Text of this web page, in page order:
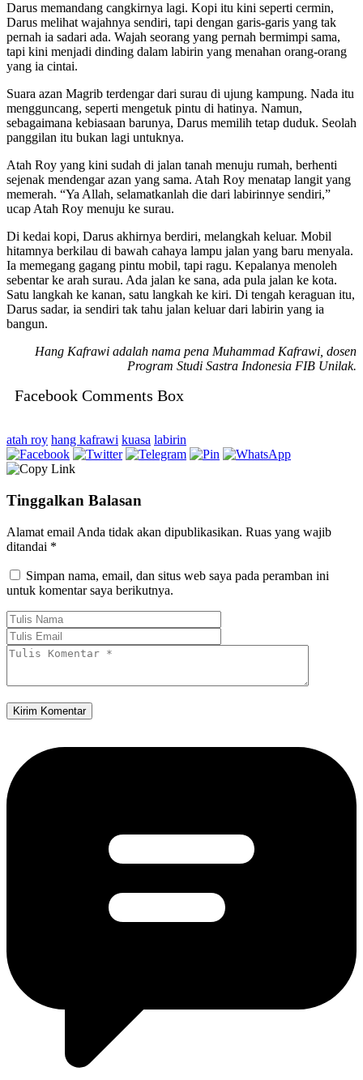
Darus memandang cangkirnya lagi. Kopi itu kini seperti cermin,
Darus melihat wajahnya sendiri, tapi dengan garis-garis yang tak
pernah ia sadari ada. Wajah seorang yang pernah bermimpi sama,
tapi kini menjadi dinding dalam labirin yang menahan orang-orang
yang ia cintai.
Suara azan Magrib terdengar dari surau di ujung kampung. Nada itu
mengguncang, seperti mengetuk pintu di hatinya. Namun,
sebagaimana kebiasaan barunya, Darus memilih tetap duduk. Seolah
panggilan itu bukan lagi untuknya.
Atah Roy yang kini sudah di jalan tanah menuju rumah, berhenti
sejenak mendengar azan yang sama. Atah Roy menatap langit yang
memerah. “Ya Allah, selamatkanlah die dari labirinnye sendiri,”
ucap Atah Roy menuju ke surau.
Di kedai kopi, Darus akhirnya berdiri, melangkah keluar. Mobil
hitamnya berkilau di bawah cahaya lampu jalan yang baru menyala.
Ia memegang gagang pintu mobil, tapi ragu. Kepalanya menoleh
sebentar ke arah surau. Ada jalan ke sana, ada pula jalan ke kota.
Satu langkah ke kanan, satu langkah ke kiri. Di tengah keraguan itu,
Darus sadar, ia sendiri tak tahu jalan keluar dari labirin yang ia
bangun.
Hang Kafrawi adalah nama pena Muhammad Kafrawi, dosen
Program Studi Sastra Indonesia FIB Unilak.
Facebook Comments Box
atah roy hang kafrawi kuasa labirin
Tinggalkan Balasan
Alamat email Anda tidak akan dipublikasikan. Ruas yang wajib
ditandai *
Simpan nama, email, dan situs web saya pada peramban ini
untuk komentar saya berikutnya.